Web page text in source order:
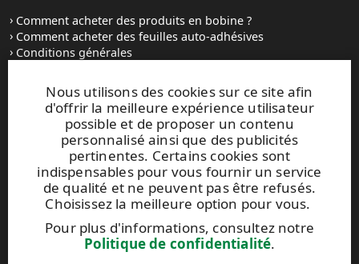
Nous utilisons des cookies sur ce site afin
d'offrir la meilleure expérience utilisateur
possible et de proposer un contenu
personnalisé ainsi que des publicités
pertinentes. Certains cookies sont
indispensables pour vous fournir un service
de qualité et ne peuvent pas être refusés.
Choisissez la meilleure option pour vous.
Pour plus d'informations, consultez notre
Politique de confidentialité.
Comment acheter des produits en bobine ?
Comment acheter des feuilles auto-adhésives
Conditions générales
Sites Internet et contacts
UPM Raflatac Graphics Solutions
UPM Raflatac Office Products
UPM Raflatac Industrial Removables
Contacts